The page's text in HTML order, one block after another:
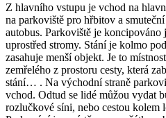
Z hlavního vstupu je vchod na
na parkoviště pro hřbitov a
autobus. Parkoviště je
uprostřed stromy. Stání je kolmo
zasahuje menší objekt. Je to
zemřelého z prostoru cesty, která
stání… . Na východní straně
vchod. Odtud se lidé můžou vydat
rozlučkové síni, nebo cestou kolem